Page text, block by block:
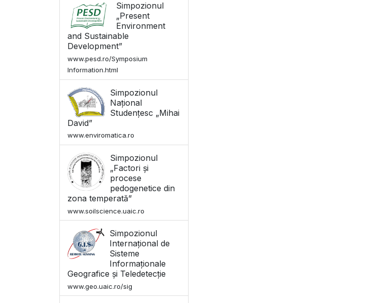
Simpozionul
„Present
Environment
and Sustainable
Development”
www.pesd.ro/Symposium
Information.html
Simpozionul
Național
Studențesc „Mihai
David”
www.enviromatica.ro
Simpozionul
„Factori și
procese
pedogenetice din
zona temperată”
www.soilscience.uaic.ro
Simpozionul
Internațional de
Sisteme
Informaționale
Geografice și Teledetecție
www.geo.uaic.ro/sig